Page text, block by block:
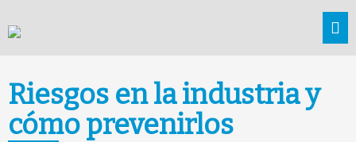
Riesgos en la industria y
cómo prevenirlos